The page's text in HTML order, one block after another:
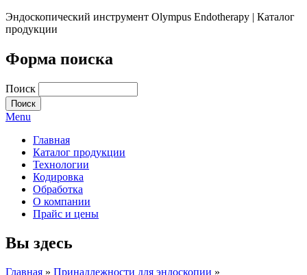
Эндоскопический инструмент Olympus Endotherapy | Каталог
продукции
Форма поиска
Поиск
Menu
Главная
Каталог продукции
Технологии
Кодировка
Обработка
О компании
Прайс и цены
Вы здесь
Главная » Принадлежности для эндоскопии »